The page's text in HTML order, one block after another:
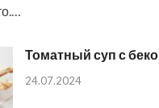
Томатный суп с
24.07.2024